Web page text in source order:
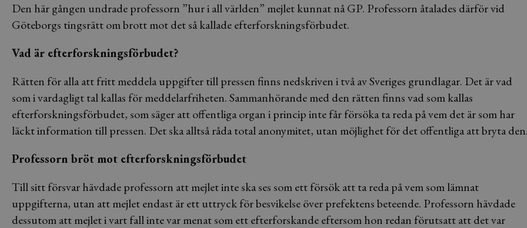
Den här gången undrade professorn ”hur i all världen” mejlet kunnat nå GP. Professorn åtalades därför vid
Göteborgs tingsrätt om brott mot det så kallade efterforskningsförbudet.
Vad är efterforskningsförbudet?
Rätten för alla att fritt meddela uppgifter till pressen finns nedskriven i två av Sveriges grundlagar. Det är vad
som i vardagligt tal kallas för meddelarfriheten. Sammanhörande med den rätten finns vad som kallas
efterforskningsförbudet, som säger att offentliga organ i princip inte får försöka ta reda på vem det är som har
läckt information till pressen. Det ska alltså råda total anonymitet, utan möjlighet för det offentliga att bryta den.
Professorn bröt mot efterforskningsförbudet
Till sitt försvar hävdade professorn att mejlet inte ska ses som ett försök att ta reda på vem som lämnat
uppgifterna, utan att mejlet endast är ett uttryck för besvikelse över prefektens beteende. Professorn hävdade
dessutom att mejlet i vart fall inte var menat som ett efterforskande eftersom hon redan förutsatt att det var